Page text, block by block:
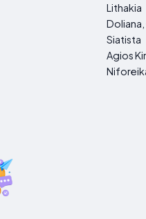
Lithakia
Siatista
Agios